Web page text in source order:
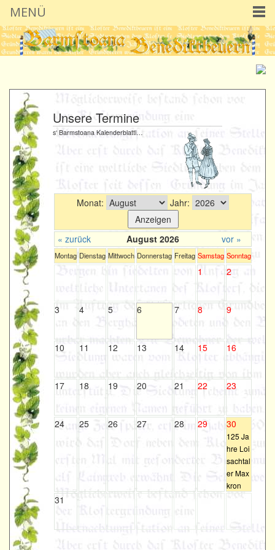
Unsere Termine
s‘ Barmstoana Kalenderblattl…
Monat: Jahr:
« zurück August 2026 vor »
Montag Dienstag Mittwoch Donnerstag Freitag Samstag Sonntag
1 2
3 4 5 6 7 8 9
10 11 12 13 14 15 16
17 18 19 20 21 22 23
24 25 26 27 28 29 30
125 Ja
hre Loi
sachtal
er Max
kron
31
MENÜ